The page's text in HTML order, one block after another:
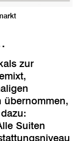
zur
übernommen,
Suiten